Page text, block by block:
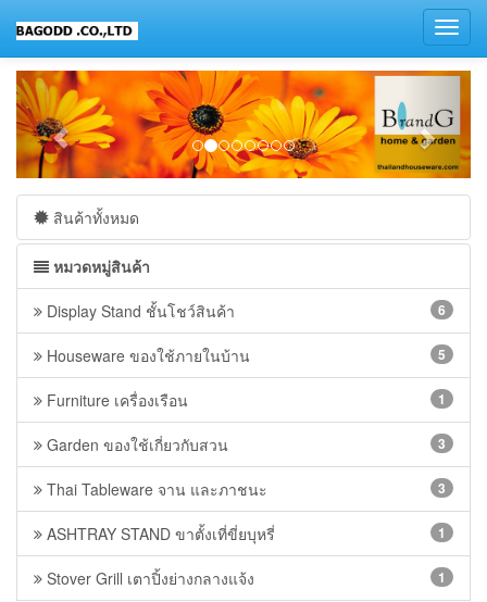
สินค้าทั้งหมด
หมวดหมู่สินค้า
Display Stand ชั้นโชว์สินค้า 6
Houseware ของใช้ภายในบ้าน 5
Furniture เครื่องเรือน 1
Garden ของใช้เกี่ยวกับสวน 3
Thai Tableware จาน และภาชนะ 3
ASHTRAY STAND ขาตั้งเที่ขี่ยบุหรี่ 1
Stover Grill เตาปิ้งย่างกลางแจ้ง 1